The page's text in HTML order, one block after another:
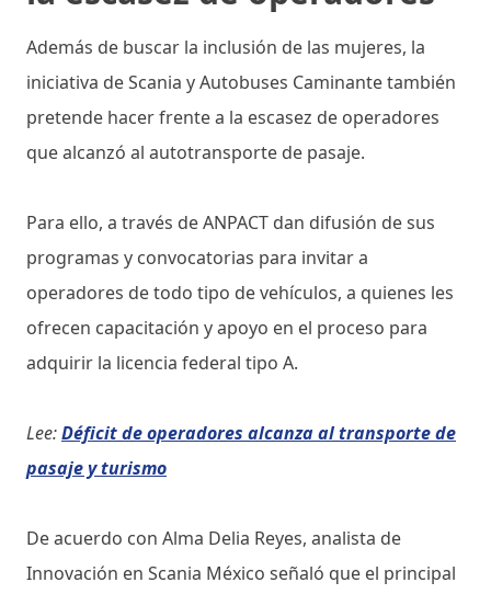
Además de buscar la inclusión de las mujeres, la
iniciativa de Scania y Autobuses Caminante también
pretende hacer frente a la escasez de operadores
que alcanzó al autotransporte de pasaje.
Para ello, a través de ANPACT dan difusión de sus
programas y convocatorias para invitar a
operadores de todo tipo de vehículos, a quienes les
ofrecen capacitación y apoyo en el proceso para
adquirir la licencia federal tipo A.
Lee:Déficit de operadores alcanza al transporte de
pasaje y turismo
De acuerdo con Alma Delia Reyes, analista de
Innovación en Scania México señaló que el principal